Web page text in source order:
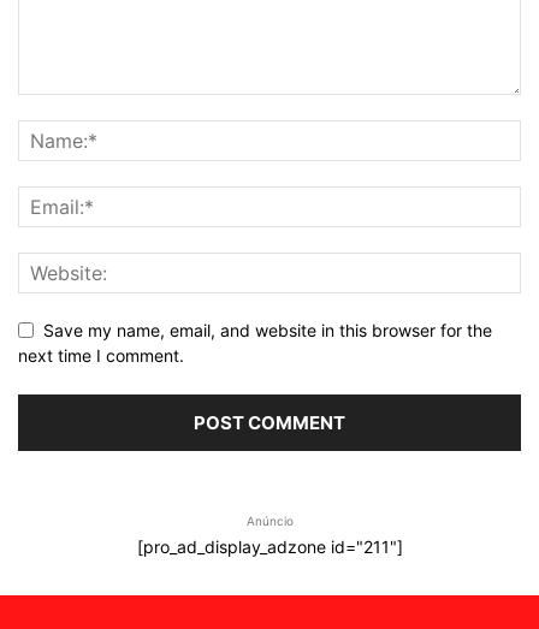
Save my name, email, and website in this browser for the
next time I comment.
Anúncio
[pro_ad_display_adzone id="211"]